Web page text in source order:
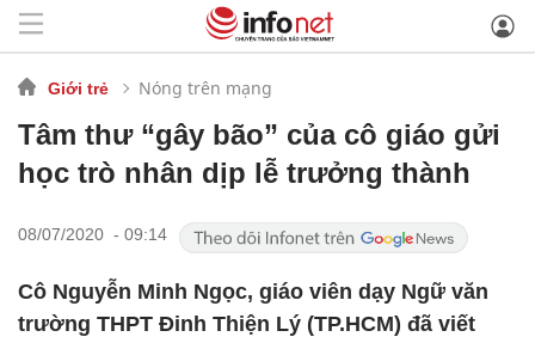
Giới trẻ Nóng trên mạng
Tâm thư “gây bão” của cô giáo gửi
học trò nhân dịp lễ trưởng thành
08/07/2020 - 09:14
Cô Nguyễn Minh Ngọc, giáo viên dạy Ngữ văn
trường THPT Đinh Thiện Lý (TP.HCM) đã viết